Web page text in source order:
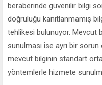
beraberinde güvenilir bilgi
doğruluğu kanıtlanmamış
tehlikesi bulunuyor. Mevcut
sunulması ise ayrı bir sorun
mevcut bilginin standart
yöntemlerle hizmete